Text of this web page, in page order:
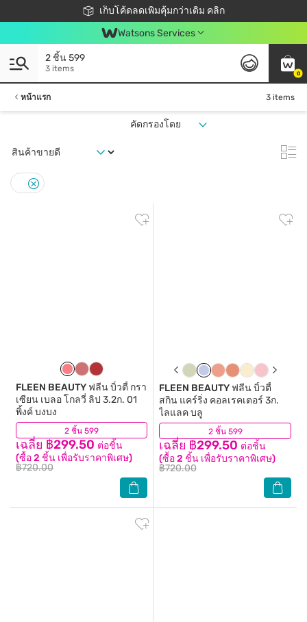
เก็บโค้ดลดเพิ่มคุ้มกว่าเดิม คลิก
ชอปออนไลน์ครั้งแรก ลดเพิ่มจุก ๆ 10%! 🎉
📦ส่งฟรี! เมื่อชอป 499฿
สมาชิกวัตสัน คลับดียังไง?
Watsons Services
0
2 ชิ้น 599
3 items
หน้าแรก 3 items
คัดกรองโดย
2 ชิ้น 599
FLEEN BEAUTY ฟลีน บิ้วตี้ กรา
เซียน เบลอ โกลวี่ ลิป 3.2ก. 01
พิ้งค์ บงบง
เฉลี่ย ฿299.50 ต่อชิ้น
(ซื้อ 2 ชิ้น เพื่อรับราคาพิเศษ)
฿720.00
(0) 2 ชิ้น 599
FLEEN BEAUTY ฟลีน บิ้วตี้
สกิน แคร์ริ่ง คอลเรคเตอร์ 3ก.
ไลแลค บลู
เฉลี่ย ฿299.50 ต่อชิ้น
(ซื้อ 2 ชิ้น เพื่อรับราคาพิเศษ)
฿720.00
(0)